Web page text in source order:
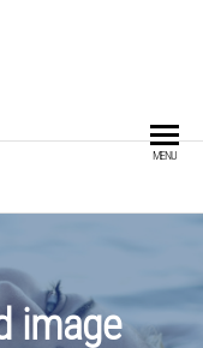
Pesca
MENU
image